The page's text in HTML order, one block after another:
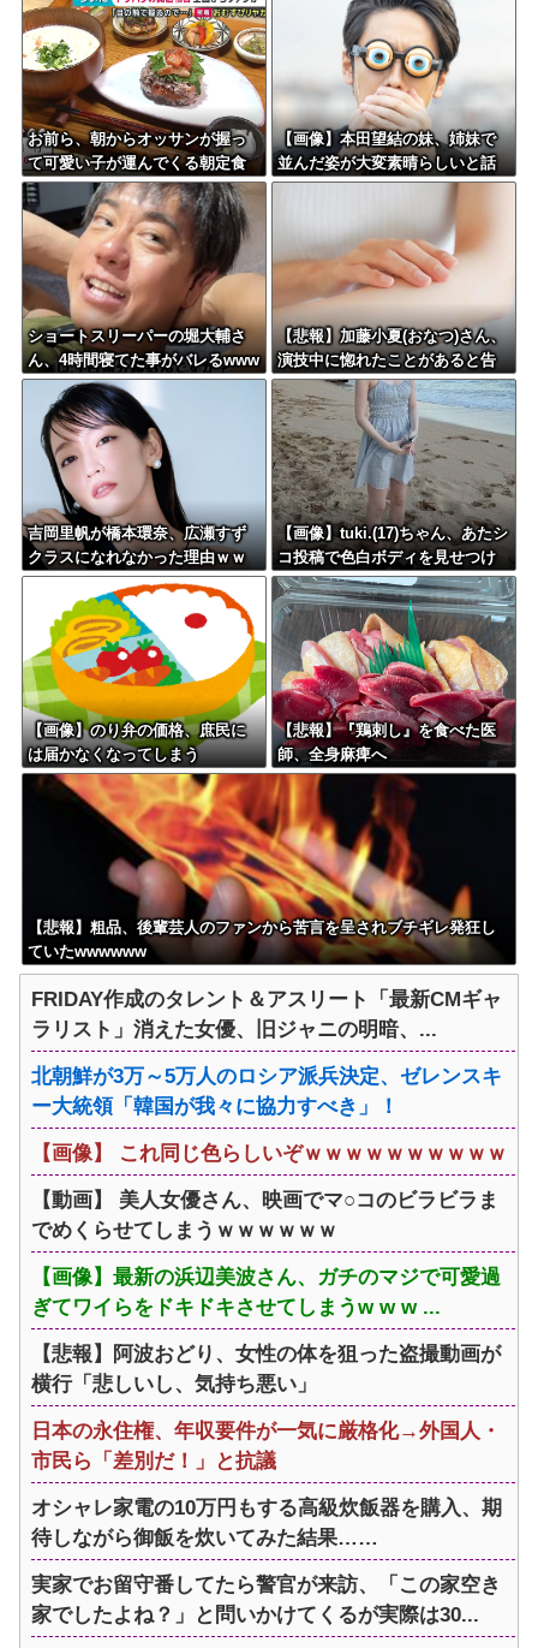
お前ら、朝からオッサンが握っ
て可愛い子が運んでくる朝定食
（2200円）頼める？
【画像】本田望結の妹、姉妹で
並んだ姿が大変素晴らしいと話
題にw w w w w w w
ショートスリーパーの堀大輔さ
ん、4時間寝てた事がバレるwww
ww
【悲報】加藤小夏(おなつ)さん、
演技中に惚れたことがあると告
白wwwwww
吉岡里帆が橋本環奈、広瀬すず
クラスになれなかった理由ｗｗ
ｗｗｗｗ
【画像】tuki.(17)ちゃん、あたシ
コ投稿で色白ボディを見せつけ
る
【画像】のり弁の価格、庶民に
は届かなくなってしまう
【悲報】『鶏刺し』を食べた医
師、全身麻痺へ
【悲報】粗品、後輩芸人のファンから苦言を呈されブチギレ発狂し
ていたwwwwww
FRIDAY作成のタレント＆アスリート「最新CMギャ
ラリスト」消えた女優、旧ジャニの明暗、...
北朝鮮が3万～5万人のロシア派兵決定、ゼレンスキ
ー大統領「韓国が我々に協力すべき」！
【画像】 これ同じ色らしいぞｗｗｗｗｗｗｗｗｗｗ
【動画】 美人女優さん、映画でマ○コのビラビラま
でめくらせてしまうｗｗｗｗｗｗ
【画像】最新の浜辺美波さん、ガチのマジで可愛過
ぎてワイらをドキドキさせてしまうw w w ...
【悲報】阿波おどり、女性の体を狙った盗撮動画が
横行「悲しいし、気持ち悪い」
日本の永住権、年収要件が一気に厳格化→外国人・
市民ら「差別だ！」と抗議
オシャレ家電の10万円もする高級炊飯器を購入、期
待しながら御飯を炊いてみた結果……
実家でお留守番してたら警官が来訪、「この家空き
家でしたよね？」と問いかけてくるが実際は30...